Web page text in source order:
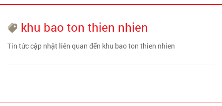
khu bao ton thien nhien
Tin tức cập nhật liên quan đến khu bao ton thien nhien